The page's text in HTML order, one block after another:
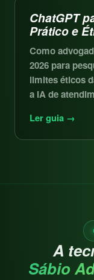
ChatGPT
Prático e
Como
2026 para
limites éticos
a IA de
Ler guia →
A
Sábio